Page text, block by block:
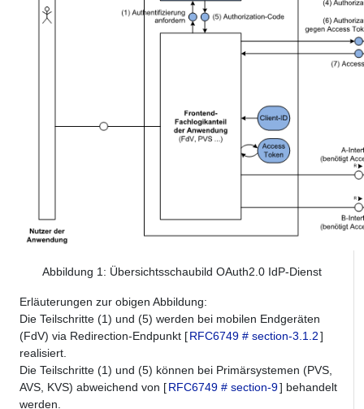
Abbildung 1 : Übersichtsschaubild OAuth2.0 IdP-Dienst
Erläuterungen zur obigen Abbildung:
Die Teilschritte (1) und (5) werden bei mobilen Endgeräten
(FdV) via Redirection-Endpunkt [RFC6749 # section-3.1.2]
realisiert.
Die Teilschritte (1) und (5) können bei Primärsystemen (PVS,
AVS, KVS) abweichend von [RFC6749 # section-9] behandelt
werden.